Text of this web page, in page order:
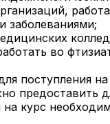
заболеваниями;
во
поступления
предоставить
на курс